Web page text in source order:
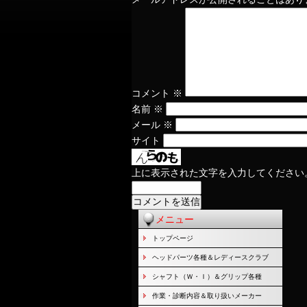
コメント ※
名前 ※
メール ※
サイト
上に表示された文字を入力してください
メニュー
トップページ
ヘッドパーツ各種＆レディースクラブ
シャフト（Ｗ・Ｉ）＆グリップ各種
作業・診断内容＆取り扱いメーカー